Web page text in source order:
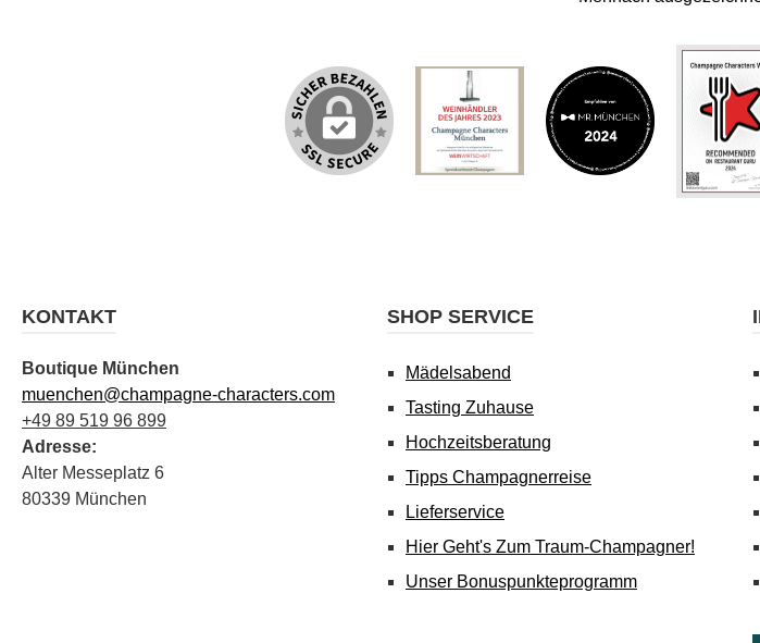
KONTAKT
Boutique München
muenchen@champagne-characters.com
+49 89 519 96 899
Adresse:
Alter Messeplatz 6
80339 München
SHOP SERVICE
Mädelsabend
Tasting Zuhause
Hochzeitsberatung
Tipps Champagnerreise
Lieferservice
Hier Geht's Zum Traum-Champagner!
Unser Bonuspunkteprogramm